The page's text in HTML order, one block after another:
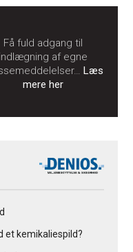
Få fuld adgang til
indlægning af egne
Læs
mere her
et kemikaliespild?